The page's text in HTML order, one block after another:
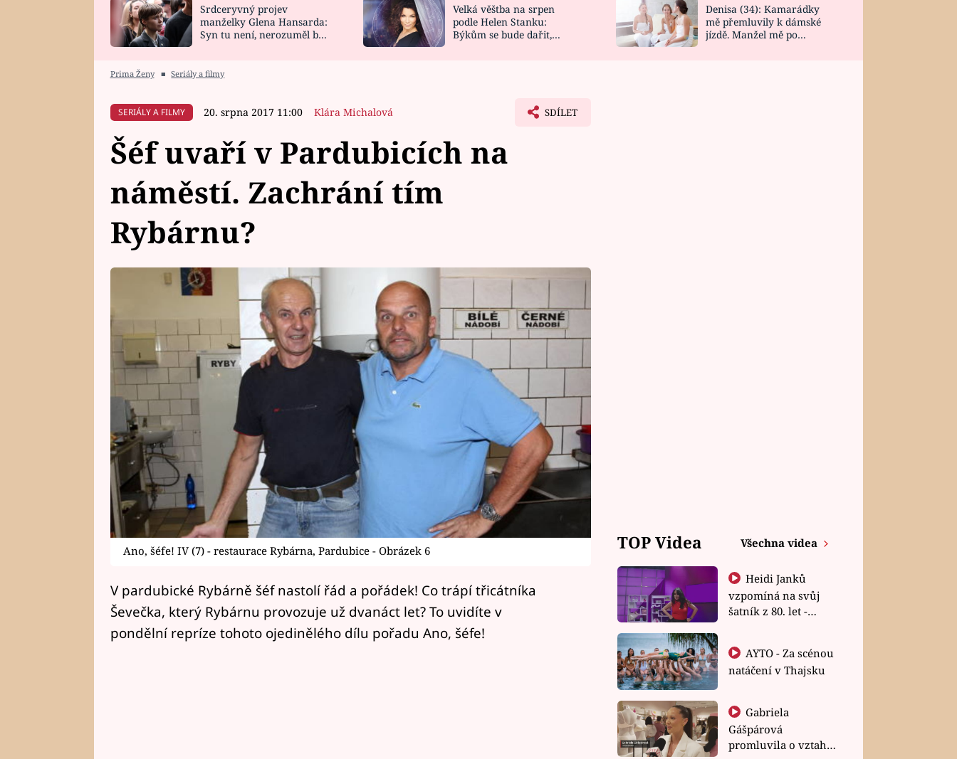
HOROSKOP NA
CELEBRITY
VAŘENÍ
NOVINKY
VIDEORECEPTY
DESIGN
Srdceryvný projev
manželky Glena Hansarda:
Syn tu není, nerozuměl by
Velká věštba na srpen
podle Helen Stanku:
Býkům se bude dařit,
Denisa (34): Kamarádky
mě přemluvily k dámské
jízdě. Manžel mě po
Prima Ženy ■ Seriály a filmy
SERIÁLY A FILMY 20. srpna 2017 11:00 Klára Michalová SDÍLET
Šéf uvaří v Pardubicích na
náměstí. Zachrání tím
Rybárnu?
Ano, šéfe! IV (7) - restaurace Rybárna, Pardubice - Obrázek 6
V pardubické Rybárně šéf nastolí řád a pořádek! Co trápí třicátníka
Ševečka, který Rybárnu provozuje už dvanáct let? To uvidíte v
pondělní repríze tohoto ojedinělého dílu pořadu Ano, šéfe!
TOP Videa Všechna videa
Heidi Janků
vzpomíná na svůj
šatník z 80. let -
natáčení v Thajsku
Gabriela
Gášpárová
promluvila o vztahu